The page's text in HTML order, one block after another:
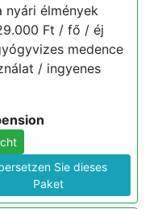
nyári élmények
Ft / fő / éj
medence
/ ingyenes
Sie dieses
Paket